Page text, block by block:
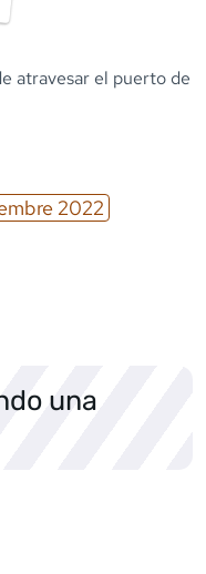
atravesar el puerto de
2022
una